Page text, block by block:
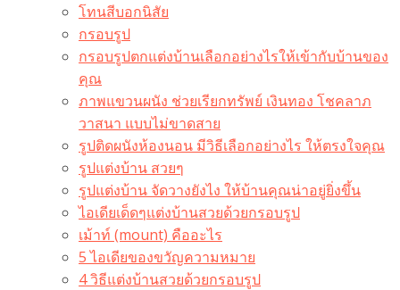
โทนสีบอกนิสัย
กรอบรูป
กรอบรูปตกแต่งบ้านเลือกอย่างไรให้เข้ากับบ้านของ
คุณ
ภาพแขวนผนัง ช่วยเรียกทรัพย์ เงินทอง โชคลาภ
วาสนา แบบไม่ขาดสาย
รูปติดผนังห้องนอน มีวิธีเลือกอย่างไร ให้ตรงใจคุณ
รูปแต่งบ้าน สวยๆ
รูปแต่งบ้าน จัดวางยังไง ให้บ้านคุณน่าอยู่ยิ่งขึ้น
ไอเดียเด็ดๆแต่งบ้านสวยด้วยกรอบรูป
เม้าท์ (mount) คืออะไร​
5 ไอเดียของขวัญความหมาย
4 วิธีแต่งบ้านสวยด้วยกรอบรูป